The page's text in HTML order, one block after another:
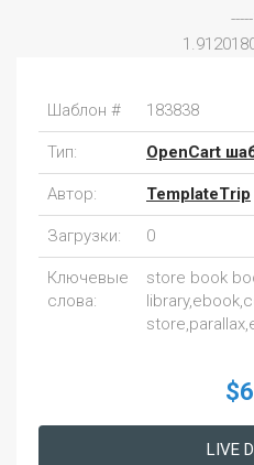
Шаблон # 183838
Тип: OpenCart
Автор: TemplateTrip
Загрузки: 0
Ключевые
слова:
store book
LIVE